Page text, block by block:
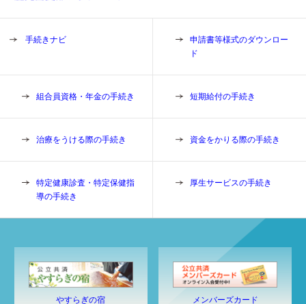
手続きナビ
申請書等様式のダウンロー
ド
組合員資格・年金の手続き 短期給付の手続き
治療をうける際の手続き 資金をかりる際の手続き
特定健康診査・特定保健指
導の手続き
厚生サービスの手続き
やすらぎの宿 メンバーズカード